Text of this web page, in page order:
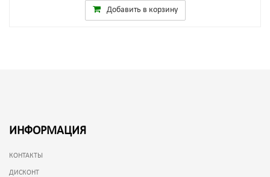
Добавить в корзину
ИНФОРМАЦИЯ
КОНТАКТЫ
ДИСКОНТ